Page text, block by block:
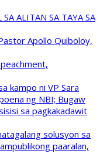
ALITAN SA TAYA SA
Apollo Quiboloy,
kampo ni VP Sara
ng NBI; Bugaw
sa pagkakadawit
solusyon sa
paaralan,